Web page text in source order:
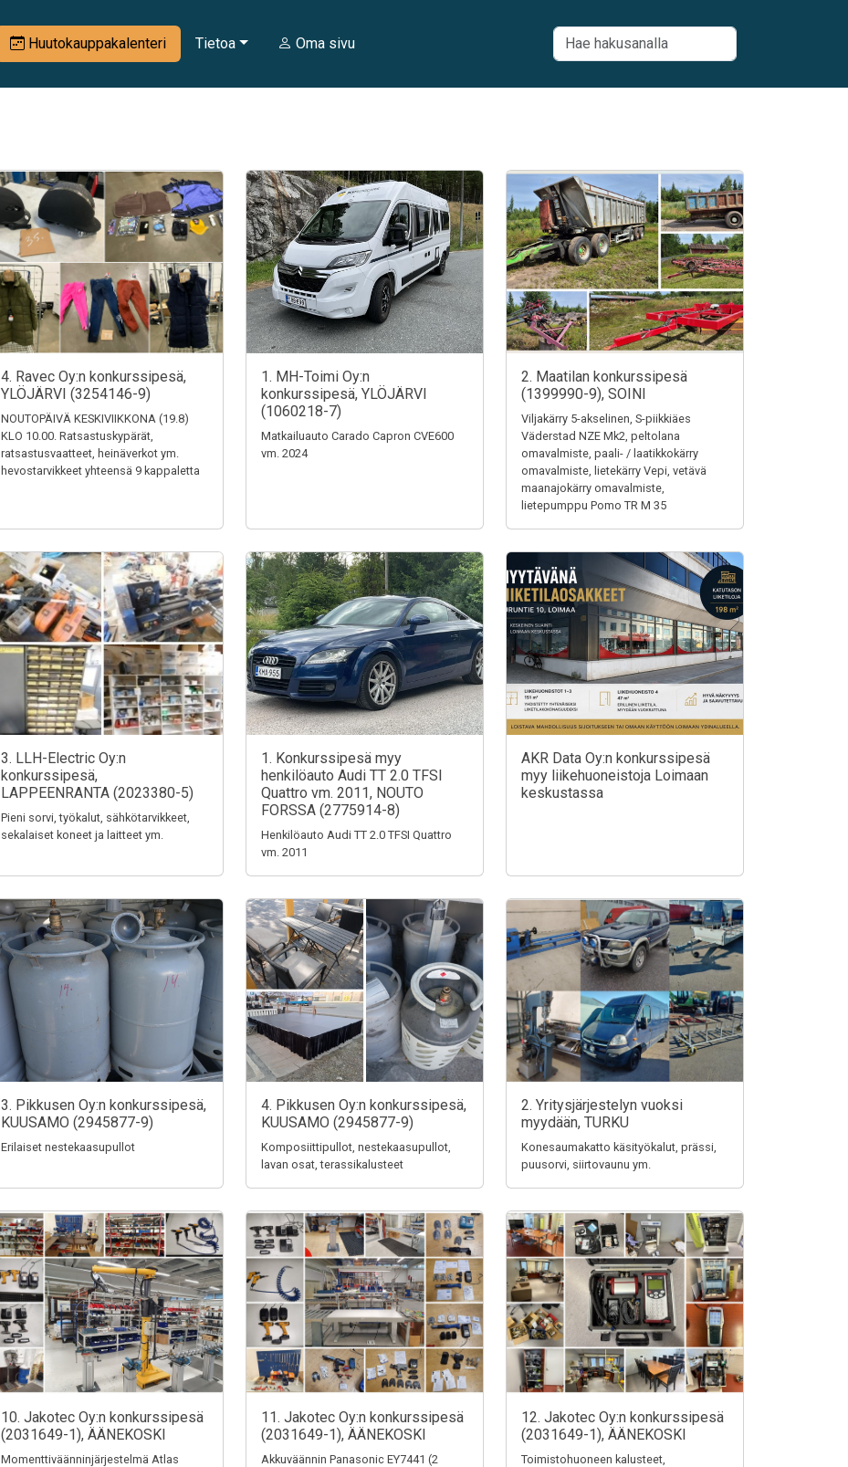
Huutokauppakalenteri Tietoa Oma sivu
4. Ravec Oy:n konkurssipesä,
YLÖJÄRVI (3254146-9)
NOUTOPÄIVÄ KESKIVIIKKONA (19.8)
KLO 10.00. Ratsastuskypärät,
ratsastusvaatteet, heinäverkot ym.
hevostarvikkeet yhteensä 9 kappaletta
1. MH-Toimi Oy:n
konkurssipesä, YLÖJÄRVI
(1060218-7)
Matkailuauto Carado Capron CVE600
vm. 2024
2. Maatilan konkurssipesä
(1399990-9), SOINI
Viljakärry 5-akselinen, S-piikkiäes
Väderstad NZE Mk2, peltolana
omavalmiste, paali- / laatikkokärry
omavalmiste, lietekärry Vepi, vetävä
maanajokärry omavalmiste,
lietepumppu Pomo TR M 35
3. LLH-Electric Oy:n
konkurssipesä,
LAPPEENRANTA (2023380-5)
Pieni sorvi, työkalut, sähkötarvikkeet,
sekalaiset koneet ja laitteet ym.
1. Konkurssipesä myy
henkilöauto Audi TT 2.0 TFSI
Quattro vm. 2011, NOUTO
FORSSA (2775914-8)
Henkilöauto Audi TT 2.0 TFSI Quattro
vm. 2011
AKR Data Oy:n konkurssipesä
myy liikehuoneistoja Loimaan
keskustassa
3. Pikkusen Oy:n konkurssipesä,
KUUSAMO (2945877-9)
Erilaiset nestekaasupullot
4. Pikkusen Oy:n konkurssipesä,
KUUSAMO (2945877-9)
Komposiittipullot, nestekaasupullot,
lavan osat, terassikalusteet
2. Yritysjärjestelyn vuoksi
myydään, TURKU
Konesaumakatto käsityökalut, prässi,
puusorvi, siirtovaunu ym.
10. Jakotec Oy:n konkurssipesä
(2031649-1), ÄÄNEKOSKI
Momenttiväänninjärjestelmä Atlas
11. Jakotec Oy:n konkurssipesä
(2031649-1), ÄÄNEKOSKI
Akkuväännin Panasonic EY7441 (2
12. Jakotec Oy:n konkurssipesä
(2031649-1), ÄÄNEKOSKI
Toimistohuoneen kalusteet,